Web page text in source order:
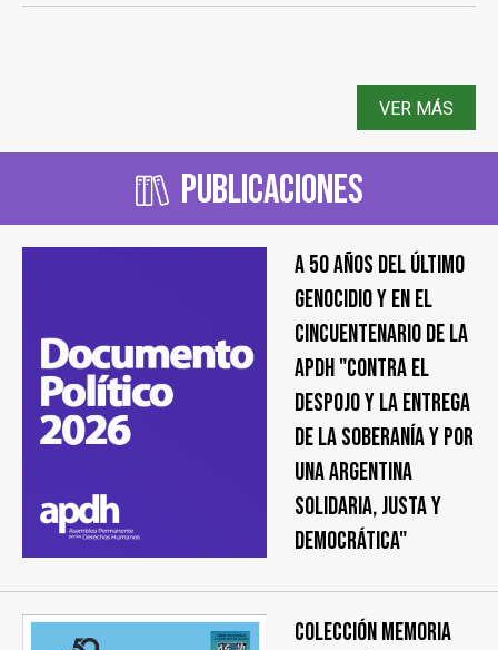
VER MÁS
Publicaciones
A 50 años del último
genocidio y en el
cincuentenario de la
APDH "Contra el
despojo y la entrega
de la soberanía y por
una Argentina
solidaria, justa y
democrática"
COLECCIÓN MEMORIA